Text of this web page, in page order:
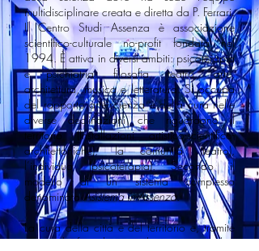
multidisciplinare creata e diretta da P. Ferrari.
Il Centro Studi Assenza è associazione
scientifico-culturale no-profit fondata nel
1994. È attiva in diversi ambiti: psicoterapia
e psichiatria, filosofia, teatro, arte,
architettura, musica e letteratura. Si occupa
del rapporto arte-scienza e della cura nelle
diverse declinazioni che riguardano il
territorio (Installazioni artistico-scientifico-
architettoniche), la comunità (teatro),
l’individuo (psicoterapia). Secondo il
modello di un sistema complesso
denominatoAsistema in-Assenza.
La cura della città e del territorio e, tramite
queste, la formulazione di una nuova idea